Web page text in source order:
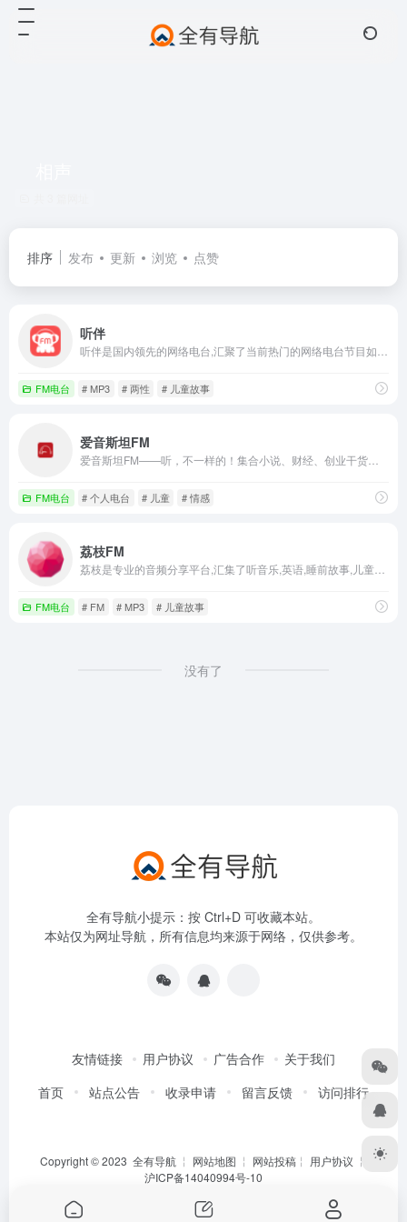
排序 发布 更新 浏览 点赞
听伴
FM电台 # MP3 # 两性 # 儿童故事
爱音斯坦FM
FM电台 # 个人电台 # 儿童 # 情感
荔枝FM
FM电台 # FM # MP3 # 儿童故事
没有了
全有导航小提示：按 Ctrl+D 可收藏本站。
本站仅为网址导航，所有信息均来源于网络，仅供参考。
友情链接 用户协议 广告合作
关于我们
首页
站点公告 收录申请 留言反馈 访问排行
Copyright © 2023 全有导航 ╎ 网站地图 ╎ 网站投稿 ╎ 用户协议 ╎
沪ICP备14040994号-10